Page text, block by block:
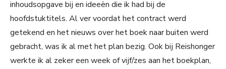
inhoudsopgave bij en ideeën die ik had bij de
hoofdstuktitels. Al ver voordat het contract werd
getekend en het nieuws over het boek naar buiten werd
gebracht, was ik al met het plan bezig. Ook bij Reishonger
werkte ik al zeker een week of vijf/zes aan het boekplan,